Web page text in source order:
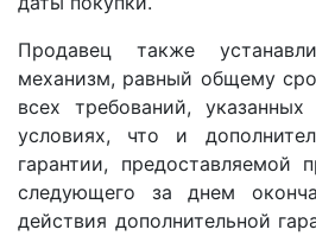
Продавец также
механизм, равный общему
всех требований,
условиях, что и
гарантии, предоставляемой
следующего за днем
действия дополнительной